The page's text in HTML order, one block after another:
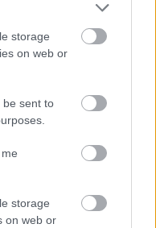
storage
on web or
be sent to
storage
on web or